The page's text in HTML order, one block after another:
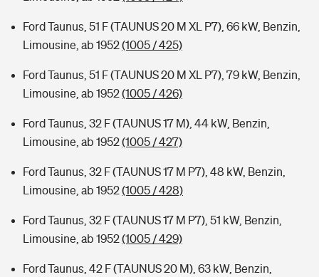
Ford Taunus, 51 F (TAUNUS 20 M XL P7), 66 kW, Benzin,
Limousine, ab 1952(1005 / 425)
Ford Taunus, 51 F (TAUNUS 20 M XL P7), 79 kW, Benzin,
Limousine, ab 1952(1005 / 426)
Ford Taunus, 32 F (TAUNUS 17 M), 44 kW, Benzin,
Limousine, ab 1952(1005 / 427)
Ford Taunus, 32 F (TAUNUS 17 M P7), 48 kW, Benzin,
Limousine, ab 1952(1005 / 428)
Ford Taunus, 32 F (TAUNUS 17 M P7), 51 kW, Benzin,
Limousine, ab 1952(1005 / 429)
Ford Taunus, 42 F (TAUNUS 20 M), 63 kW, Benzin,